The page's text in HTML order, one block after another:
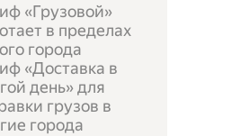
«Грузовой»
в пределах
города
«Доставка в
день» для
грузов в
города